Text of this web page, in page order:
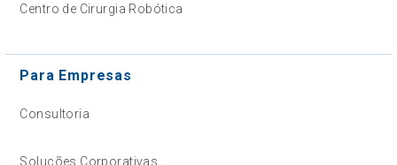
Centro de Cirurgia Robótica
Para Empresas
Consultoria
Soluções Corporativas